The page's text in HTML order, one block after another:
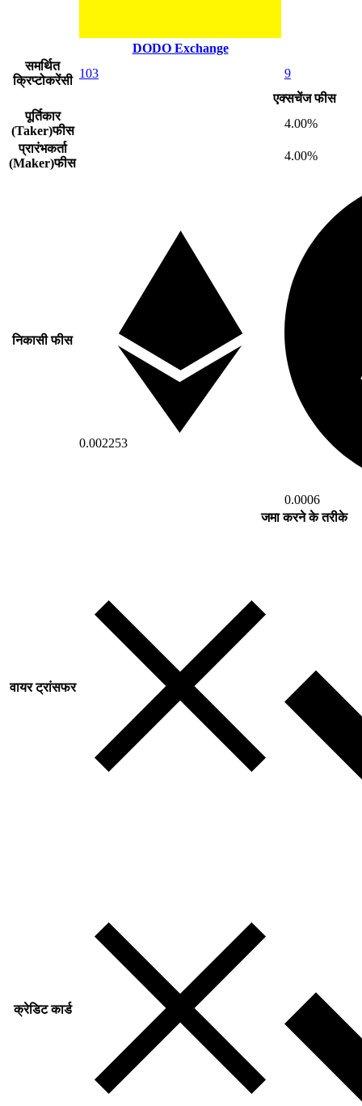
DODO Exchange
समर्थित
क्रिप्टोकरेंसी
103
9
एक्सचेंज फीस
पूर्तिकार
(Taker)फीस
4.00%
प्रारंभकर्ता
(Maker)फीस
4.00%
निकासी फीस
0.002253
0.0006
जमा करने के तरीके
वायर ट्रांसफर
क्रेडिट कार्ड